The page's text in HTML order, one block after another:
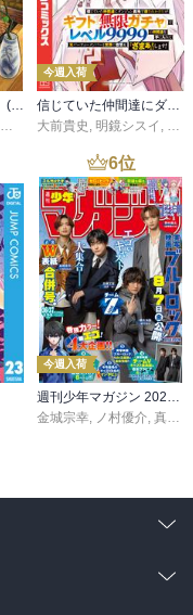
異世界居酒屋「のぶ」(22)
,転
今週入荷
信じていた仲間達にダンジョン奥地で殺されかけたがギフト『無限ガチャ』でレベル９９９９の仲間達を手に入れて元パーティーメンバーと世界に復讐＆『ざまぁ！』します！（２３）
大前貴史 , 明鏡シスイ , ｔ
6位
今週入荷
週刊少年マガジン 2026年36・37号[2026年8月5日発売]
金城宗幸, ノ村優介, 真島ヒロ